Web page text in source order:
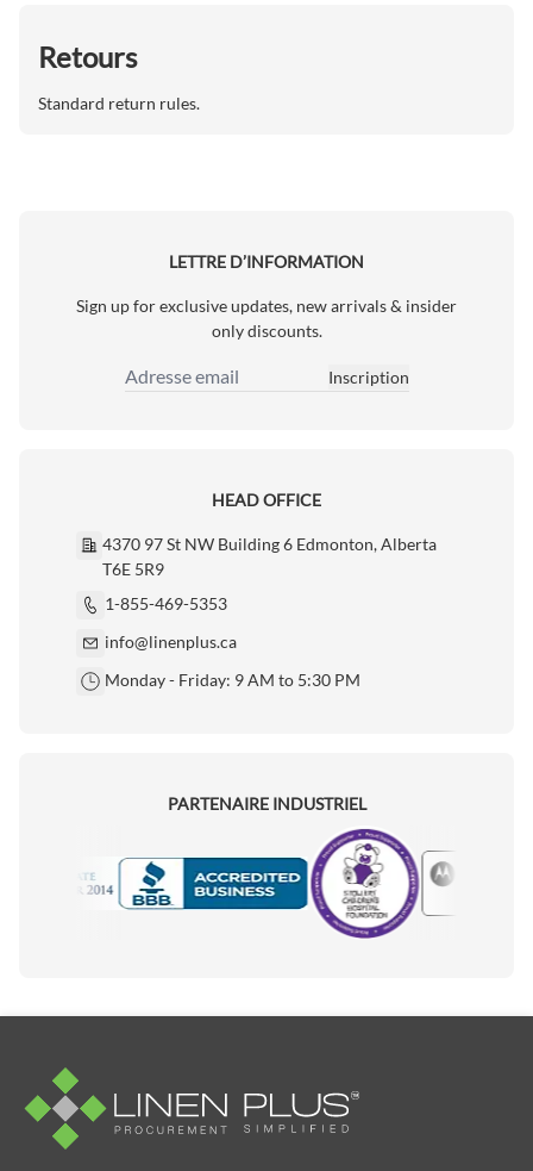
Retours
Standard return rules.
LETTRE D’INFORMATION
Sign up for exclusive updates, new arrivals & insider
only discounts.
Adresse email
Inscription
HEAD OFFICE
4370 97 St NW Building 6 Edmonton, Alberta
T6E 5R9
1-855-469-5353
info@linenplus.ca
Monday - Friday: 9 AM to 5:30 PM
PARTENAIRE INDUSTRIEL
Motorola